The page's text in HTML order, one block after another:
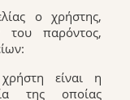
ο χρήστης,
παρόντος,
είναι η
της οποίας